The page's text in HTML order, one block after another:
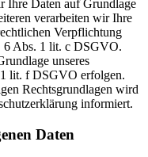
Ihre Daten auf Grundlage
verarbeiten wir Ihre
Verpflichtung
6 Abs. 1 lit. c DSGVO.
unseres
1 lit. f DSGVO erfolgen.
Rechtsgrundlagen wird
informiert.
Daten